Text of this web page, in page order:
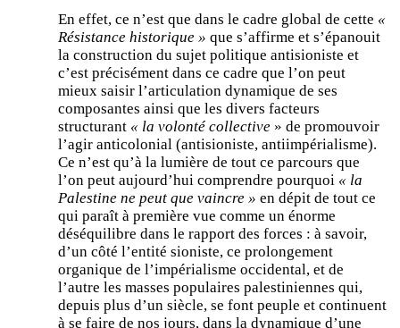
En effet, ce n’est que dans le cadre global de cette «
Résistance historique » que s’affirme et s’épanouit
la construction du sujet politique antisioniste et
c’est précisément dans ce cadre que l’on peut
mieux saisir l’articulation dynamique de ses
composantes ainsi que les divers facteurs
structurant « la volonté collective » de promouvoir
l’agir anticolonial (antisioniste, antiimpérialisme).
Ce n’est qu’à la lumière de tout ce parcours que
l’on peut aujourd’hui comprendre pourquoi « la
Palestine ne peut que vaincre » en dépit de tout ce
qui paraît à première vue comme un énorme
déséquilibre dans le rapport des forces : à savoir,
d’un côté l’entité sioniste, ce prolongement
organique de l’impérialisme occidental, et de
l’autre les masses populaires palestiniennes qui,
depuis plus d’un siècle, se font peuple et continuent
à se faire de nos jours, dans la dynamique d’une